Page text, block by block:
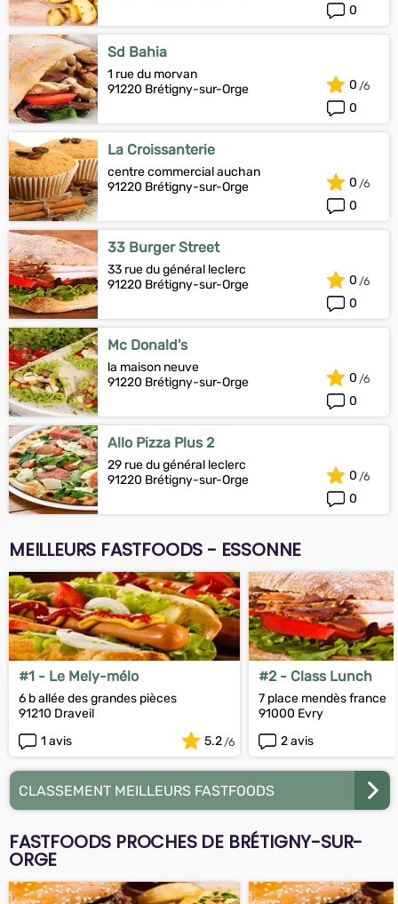
0
Sd Bahia
1 rue du morvan
91220 Brétigny-sur-Orge
0
0
La Croissanterie
centre commercial auchan
91220 Brétigny-sur-Orge
0
0
33 Burger Street
33 rue du général leclerc
91220 Brétigny-sur-Orge
0
0
Mc Donald's
la maison neuve
91220 Brétigny-sur-Orge
0
0
Allo Pizza Plus 2
29 rue du général leclerc
91220 Brétigny-sur-Orge
0
0
MEILLEURS FASTFOODS - ESSONNE
#1 - Le Mely-mélo
6 b allée des grandes pièces
91210 Draveil
1 avis
5.2
#2 - Class Lunch
7 place mendès france
91000 Evry
2 avis
CLASSEMENT MEILLEURS FASTFOODS
FASTFOODS PROCHES DE BRÉTIGNY-SUR-
ORGE